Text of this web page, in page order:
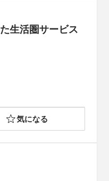
生活圏サービス
気になる